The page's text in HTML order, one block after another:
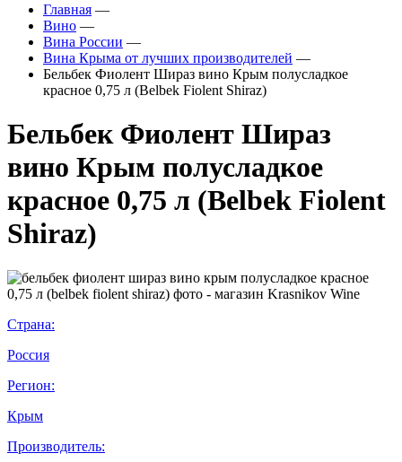
Главная —
Вино —
Вина России —
Вина Крыма от лучших производителей —
Бельбек Фиолент Шираз вино Крым полусладкое
красное 0,75 л (Belbek Fiolent Shiraz)
Бельбек Фиолент Шираз
вино Крым полусладкое
красное 0,75 л (Belbek Fiolent
Shiraz)
Страна:
Россия
Регион:
Крым
Производитель: